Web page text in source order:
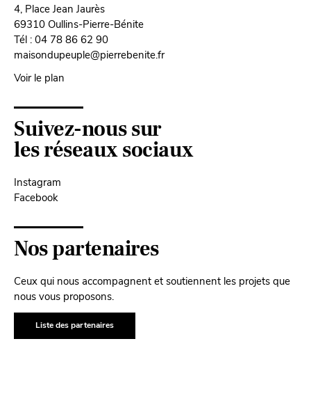
4, Place Jean Jaurès
69310 Oullins-Pierre-Bénite
Tél : 04 78 86 62 90
maisondupeuple@pierrebenite.fr
Voir le plan
Suivez-nous sur
les réseaux sociaux
Instagram
Facebook
Nos partenaires
Ceux qui nous accompagnent et soutiennent les projets que
nous vous proposons.
Liste des partenaires